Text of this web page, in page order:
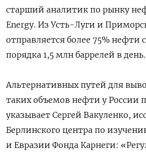
старший аналитик по рынку
Energy. Из Усть-Луги и
отправляется более 75% нефти
порядка 1,5 млн баррелей в день.
Альтернативных путей для
таких объемов нефти у России
указывает Сергей Вакуленко,
Берлинского центра по
и Евразии Фонда Карнеги: